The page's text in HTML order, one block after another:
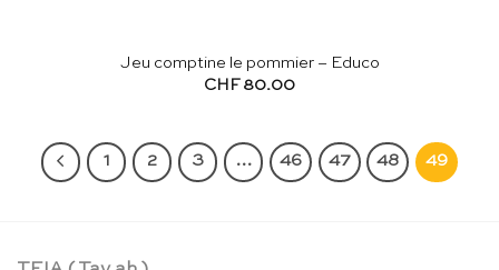
Jeu comptine le pommier – Educo
CHF80.00
1 2 3 … 46 47 48 49